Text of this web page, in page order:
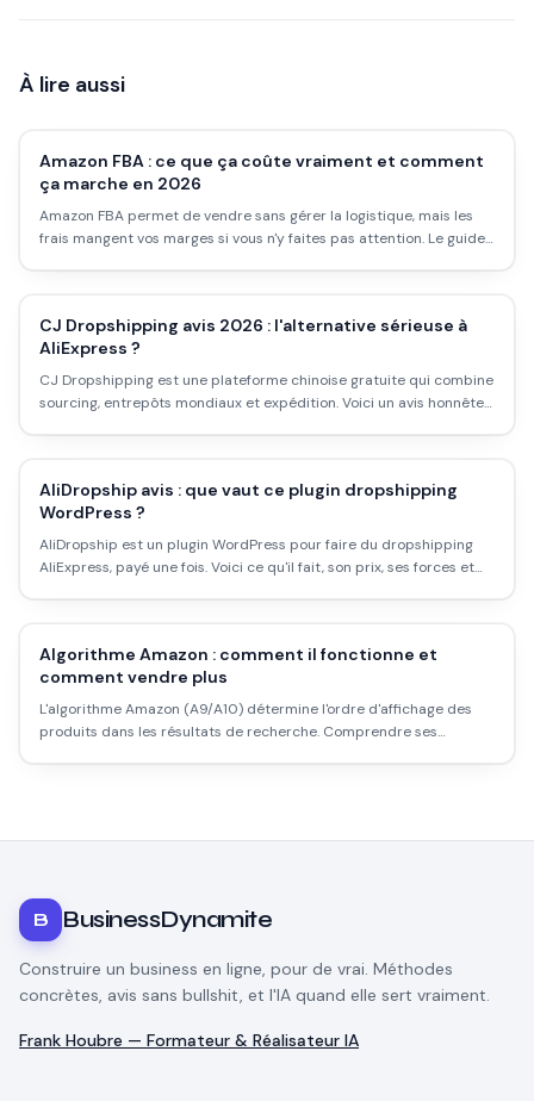
À lire aussi
Amazon FBA : ce que ça coûte vraiment et comment
ça marche en 2026
Amazon FBA permet de vendre sans gérer la logistique, mais les
frais mangent vos marges si vous n'y faites pas attention. Le guide
CJ Dropshipping avis 2026 : l'alternative sérieuse à
AliExpress ?
CJ Dropshipping est une plateforme chinoise gratuite qui combine
sourcing, entrepôts mondiaux et expédition. Voici un avis honnête
AliDropship avis : que vaut ce plugin dropshipping
WordPress ?
AliDropship est un plugin WordPress pour faire du dropshipping
AliExpress, payé une fois. Voici ce qu'il fait, son prix, ses forces et
Algorithme Amazon : comment il fonctionne et
comment vendre plus
L'algorithme Amazon (A9/A10) détermine l'ordre d'affichage des
produits dans les résultats de recherche. Comprendre ses
B BusinessDynamite
Construire un business en ligne, pour de vrai. Méthodes
concrètes, avis sans bullshit, et l'IA quand elle sert vraiment.
Frank Houbre — Formateur & Réalisateur IA